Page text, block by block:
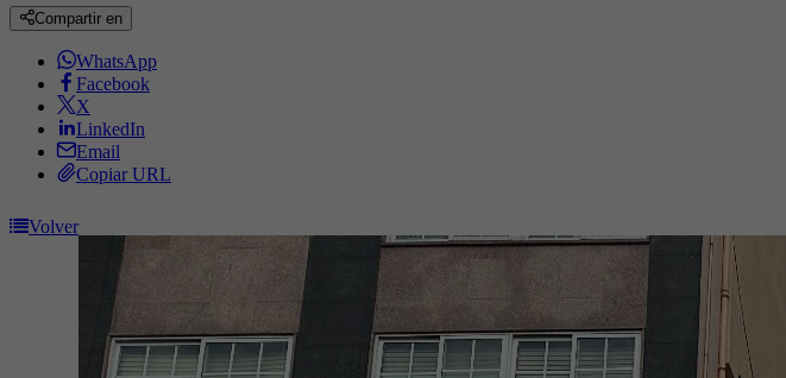
Compartir en
WhatsApp
Facebook
X
LinkedIn
Email
Copiar URL
Volver